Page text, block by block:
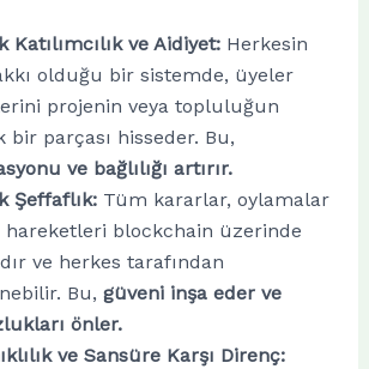
Katılımcılık ve Aidiyet:Herkesin
olduğu bir sistemde, üyeler
projenin veya topluluğun
bir parçası hisseder. Bu,
ve bağlılığı artırır.
Şeffaflık:Tüm kararlar, oylamalar
hareketleri blockchain üzerinde
ve herkes tarafından
Bu, güveni inşa eder ve
önler.
ve Sansüre Karşı Direnç: